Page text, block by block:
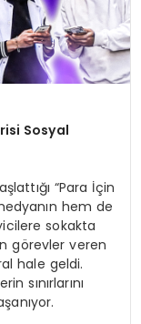
Sosyal
“Para İçin
hem de
sokakta
görevler veren
hale geldi.
sınırlarını